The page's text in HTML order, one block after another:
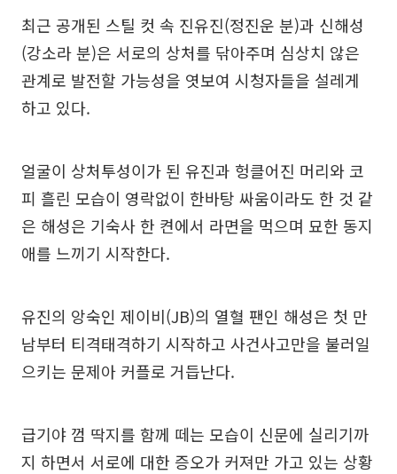
최근 공개된 스틸 컷 속 진유진(정진운 분)과 신해성
(강소라 분)은 서로의 상처를 닦아주며 심상치 않은
관계로 발전할 가능성을 엿보여 시청자들을 설레게
하고 있다.
얼굴이 상처투성이가 된 유진과 헝클어진 머리와 코
피 흘린 모습이 영락없이 한바탕 싸움이라도 한 것 같
은 해성은 기숙사 한 켠에서 라면을 먹으며 묘한 동지
애를 느끼기 시작한다.
유진의 앙숙인 제이비(JB)의 열혈 팬인 해성은 첫 만
남부터 티격태격하기 시작하고 사건사고만을 불러일
으키는 문제아 커플로 거듭난다.
급기야 껌 딱지를 함께 떼는 모습이 신문에 실리기까
지 하면서 서로에 대한 증오가 커져만 가고 있는 상황